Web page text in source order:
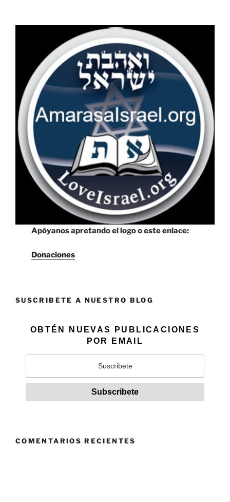
Apóyanos apretando el logo o este enlace:
Donaciones
SUSCRIBETE A NUESTRO BLOG
OBTÉN NUEVAS PUBLICACIONES
POR EMAIL
COMENTARIOS RECIENTES